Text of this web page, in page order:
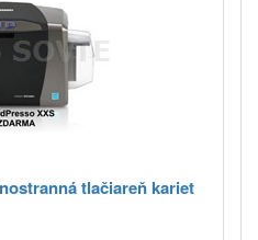
tlačiareň kariet